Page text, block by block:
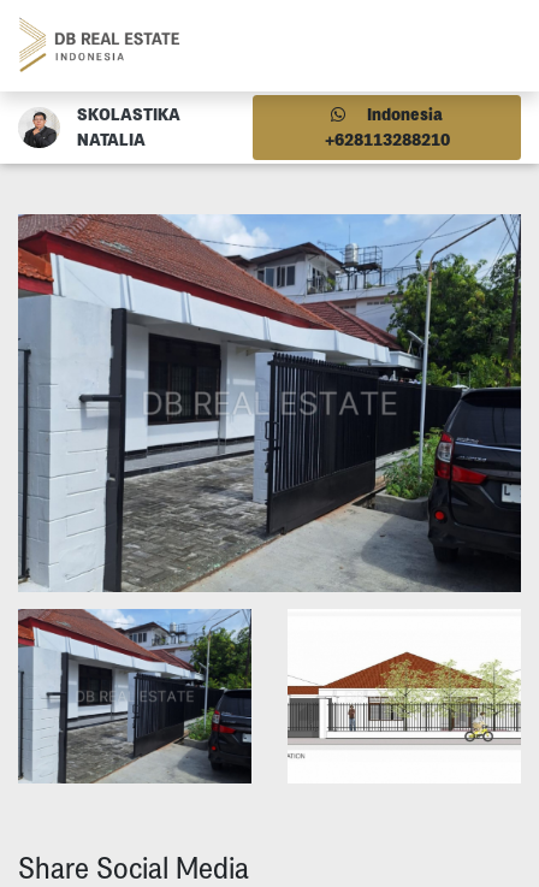
SKOLASTIKA
NATALIA
Indonesia
+628113288210
Share Social Media